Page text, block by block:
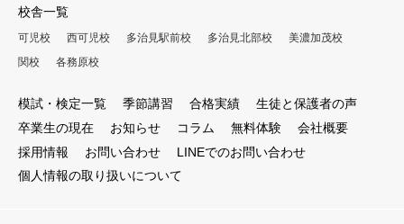
校舎一覧
可児校 西可児校 多治見駅前校 多治見北部校
美濃加茂校
関校
各務原校
模試・検定一覧 季節講習 合格実績
生徒と保護者の声
卒業生の現在
お知らせ コラム 無料体験
会社概要
採用情報
お問い合わせ
LINEでのお問い合わせ
個人情報の取り扱いについて